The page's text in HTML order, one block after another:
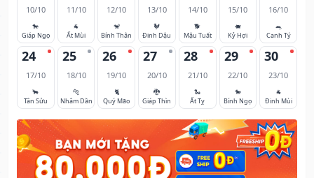
10/10
🐎
Giáp Ngọ
11/10
🐐
Ất Mùi
12/10
🐒
Bính Thân
13/10
🐓
Đinh Dậu
14/10
🐕
Mậu Tuất
15/10
🐖
Kỷ Hợi
16/10
🐀
Canh Tý
24
17/10
🐂
Tân Sửu
25
18/10
🐅
Nhâm Dần
26
19/10
🐈
Quý Mão
27
20/10
🐉
Giáp Thìn
28
21/10
🐍
Ất Tỵ
29
22/10
🐎
Bính Ngọ
30
23/10
🐐
Đinh Mùi